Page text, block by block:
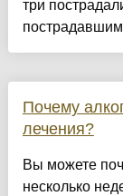
три
пострадавшим
Почему
лечения?
Вы можете
несколько